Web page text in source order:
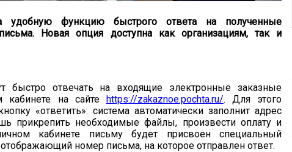
удобную функцию быстрого ответа на полученные
Новая опция доступна как организациям, так и
быстро отвечать на входящие электронные заказные
на сайте https://zakaznoe.pochta.ru/. Для этого
«ответить»: система автоматически заполнит адрес
прикрепить необходимые файлы, произвести оплату и
кабинете письму будет присвоен специальный
номер письма, на которое отправлен ответ.